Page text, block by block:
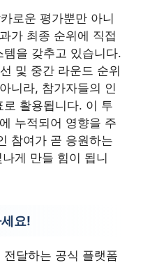
로운 평가뿐만 아니
가 최종 순위에 직접
을 갖추고 있습니다.
및 중간 라운드 순위
니라, 참가자들의 인
활용됩니다. 이 투
누적되어 영향을 주
참여가 곧 응원하는
게 만들 힘이 됩니
요!
달하는 공식 플랫폼